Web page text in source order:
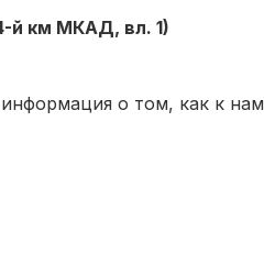
й км МКАД, вл. 1)
о том, как к нам